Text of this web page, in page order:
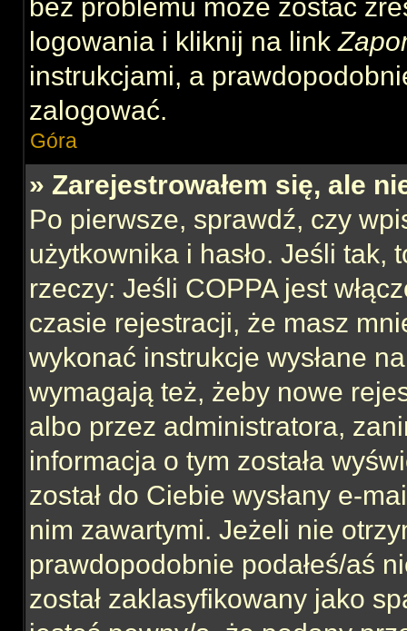
bez problemu może zostać
logowania i kliknij na link
instrukcjami, a
zalogować.
Góra
» Zarejestrowałem się, ale
Po pierwsze, sprawdź, czy
użytkownika i hasło. Jeśli tak,
rzeczy: Jeśli COPPA jest
czasie rejestracji, że masz
wykonać instrukcje wysłane
wymagają też, żeby nowe
albo przez administratora,
informacja o tym została
został do Ciebie wysłany e-
nim zawartymi. Jeżeli nie
prawdopodobnie podałeś/aś
został zaklasyfikowany jako